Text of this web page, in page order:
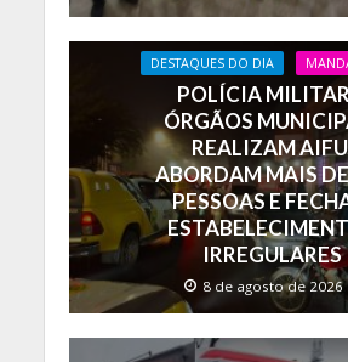
DESTAQUES DO DIA
POLÍCIA
ÓRGÃOS
REALIZAM
ABORDAM MAIS
PESSOAS E
IRREGULARES
8 de agosto de 2026